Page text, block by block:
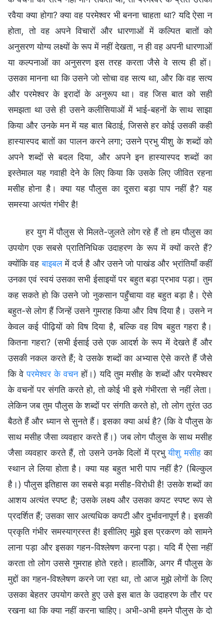
रवैया क्या होगा? क्या वह परमेश्वर भी बनना चाहता था? यदि ऐसा न
होता, तो वह अपने विचारों और धारणाओं में कल्पित बातों को
अनुसरण योग्य लक्ष्यों के रूप में नहीं देखता, न ही वह अपनी धारणाओं
या कल्पनाओं का अनुसरण इस तरह करता जैसे वे सत्य ही हों।
उसका मानना था कि उसने जो सोचा वह सत्य था, और कि वह सत्य
और परमेश्वर के इरादों के अनुरूप था। वह जिस बात को सही
समझता था उसे ही उसने कलीसियाओं में भाई-बहनों के साथ साझा
किया और उनके मन में यह बात बिठाई, जिससे हर कोई उसकी कही
हास्यास्पद बातों का पालन करने लगा; उसने प्रभु यीशु के शब्दों को
अपने शब्दों से बदल दिया, और अपने इन हास्यास्पद शब्दों का
इस्तेमाल यह गवाही देने के लिए किया कि उसके लिए जीवित रहना
मसीह होना है। क्या यह पौलुस का दूसरा बड़ा पाप नहीं है? यह
समस्या अत्यंत गंभीर है!
हर युग में पौलुस से मिलते-जुलते लोग रहे हैं तो हम पौलुस का
उपयोग एक सबसे प्रातिनिधिक उदाहरण के रूप में क्यों करते हैं?
क्योंकि वहबाइबलमें दर्ज है और उसने जो पाखंड और भ्रांतियाँ कहीं
उनका एवं स्वयं उसका सभी ईसाइयों पर बहुत बड़ा प्रभाव पड़ा। तुम
कह सकते हो कि उसने जो नुकसान पहुँचाया वह बहुत बड़ा है। ऐसे
बहुत-से लोग हैं जिन्हें उसने गुमराह किया और विष दिया है। उसने न
केवल कई पीढ़ियों को विष दिया है, बल्कि वह विष बहुत गहरा है।
कितना गहरा? (सभी ईसाई उसे एक आदर्श के रूप में देखते हैं और
उसकी नकल करते हैं; वे उसके शब्दों का अभ्यास ऐसे करते हैं जैसे
कि वेपरमेश्वर के वचनहों।) यदि तुम मसीह के शब्दों और परमेश्वर
के वचनों पर संगति करते हो, तो कोई भी इसे गंभीरता से नहीं लेता।
लेकिन जब तुम पौलुस के शब्दों पर संगति करते हो, तो लोग तुरंत उठ
बैठते हैं और ध्यान से सुनते हैं। इसका क्या अर्थ है? (कि वे पौलुस के
साथ मसीह जैसा व्यवहार करते हैं।) जब लोग पौलुस के साथ मसीह
जैसा व्यवहार करते हैं, तो उसने उनके दिलों में प्रभुयीशु मसीहका
स्थान ले लिया होता है। क्या यह बहुत भारी पाप नहीं है? (बिल्कुल
है।) पौलुस इतिहास का सबसे बड़ा मसीह-विरोधी है! उसके शब्दों का
आशय अत्यंत स्पष्ट है; उसके लक्ष्य और उसका कपट स्पष्ट रूप से
प्रदर्शित हैं; उसका सार अत्यधिक कपटी और दुर्भावनापूर्ण है। इसकी
प्रकृति गंभीर समस्याग्रस्त है! इसीलिए मुझे इस प्रकरण को सामने
लाना पड़ा और इसका गहन-विश्लेषण करना पड़ा। यदि मैं ऐसा नहीं
करता तो लोग उससे गुमराह होते रहते। हालाँकि, अगर मैं पौलुस के
मुद्दों का गहन-विश्लेषण करने जा रहा था, तो आज मुझे लोगों के लिए
उसका बेहतर उपयोग करते हुए उसे इस बात के उदाहरण के तौर पर
रखना था कि क्या नहीं करना चाहिए। अभी-अभी हमने पौलुस के दो